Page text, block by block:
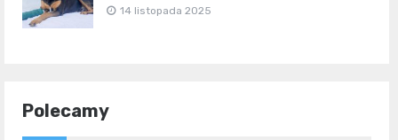
14 listopada 2025
Polecamy